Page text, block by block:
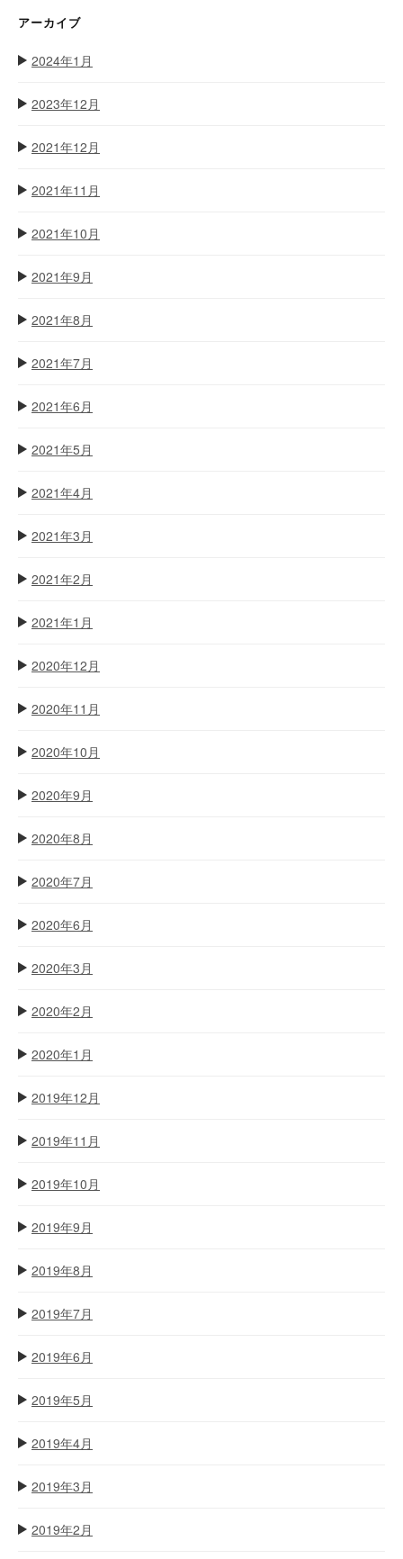
アーカイブ
2024年1月
2023年12月
2021年12月
2021年11月
2021年10月
2021年9月
2021年8月
2021年7月
2021年6月
2021年5月
2021年4月
2021年3月
2021年2月
2021年1月
2020年12月
2020年11月
2020年10月
2020年9月
2020年8月
2020年7月
2020年6月
2020年3月
2020年2月
2020年1月
2019年12月
2019年11月
2019年10月
2019年9月
2019年8月
2019年7月
2019年6月
2019年5月
2019年4月
2019年3月
2019年2月